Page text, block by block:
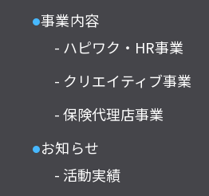
●事業内容
- ハピワク・HR事業
- クリエイティブ事業
- 保険代理店事業
● お知らせ
- 活動実績